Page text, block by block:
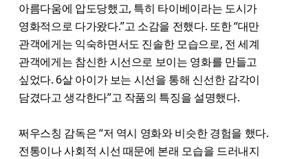
아름다움에 압도당했고, 특히 타이베이라는 도시가
영화적으로 다가왔다.”고 소감을 전했다. 또한 “대만
관객에게는 익숙하면서도 진솔한 모습으로, 전 세계
관객에게는 참신한 시선으로 보이는 영화를 만들고
싶었다. 6살 아이가 보는 시선을 통해 신선한 감각이
담겼다고 생각한다”고 작품의 특징을 설명했다.
쩌우스칭 감독은 “저 역시 영화와 비슷한 경험을 했다.
전통이나 사회적 시선 때문에 본래 모습을 드러내지